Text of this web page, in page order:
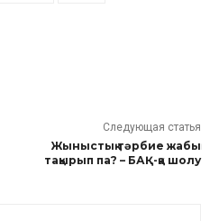
Следующая статья
Жыныстық тәрбие жабық
тақырып па? – БАҚ-қа шолу